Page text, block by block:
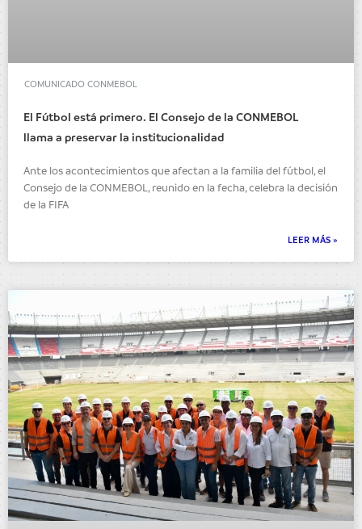
COMUNICADO CONMEBOL
El Fútbol está primero. El Consejo de la CONMEBOL
llama a preservar la institucionalidad
Ante los acontecimientos que afectan a la familia del fútbol, el
Consejo de la CONMEBOL, reunido en la fecha, celebra la decisión
de la FIFA
LEER MÁS »